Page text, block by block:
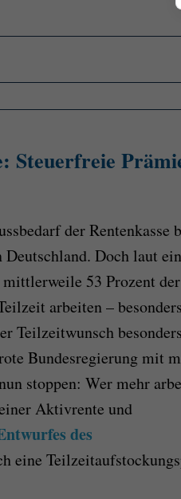
Steuerfreie
der Rentenkasse
Doch laut
53 Prozent der
arbeiten –
Teilzeitwunsch
Bundesregierung mit
stoppen: Wer mehr
Aktivrente und
des
eine